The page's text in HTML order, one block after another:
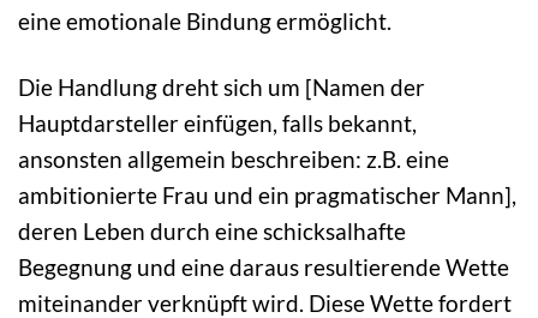
eine emotionale Bindung ermöglicht.
Die Handlung dreht sich um [Namen der
Hauptdarsteller einfügen, falls bekannt,
ansonsten allgemein beschreiben: z.B. eine
ambitionierte Frau und ein pragmatischer Mann],
deren Leben durch eine schicksalhafte
Begegnung und eine daraus resultierende Wette
miteinander verknüpft wird. Diese Wette fordert